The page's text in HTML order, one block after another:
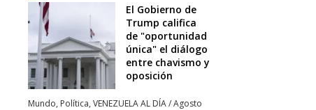
El Gobierno de
Trump califica
de "oportunidad
única" el diálogo
entre chavismo y
oposición
Mundo, Política, VENEZUELA AL DÍA/Agosto